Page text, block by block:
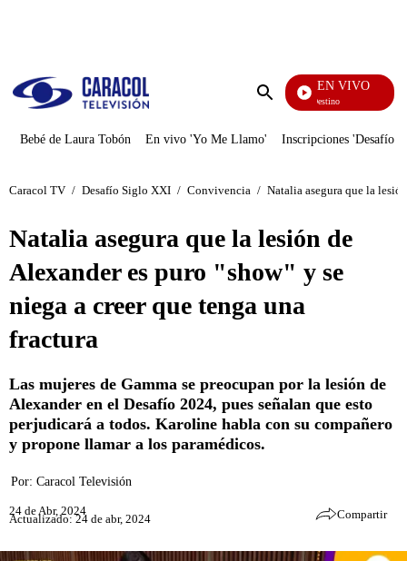
Enviar
EN VIVO
El
Bebé de Laura Tobón En vivo 'Yo Me Llamo' Inscripciones 'Desafío'
Caracol TV / Desafío Siglo XXI / Convivencia / Natalia asegura que la
Natalia asegura que la lesión de
Alexander es puro "show" y se
niega a creer que tenga una
fractura
Las mujeres de Gamma se preocupan por la lesión de
Alexander en el Desafío 2024, pues señalan que esto
perjudicará a todos. Karoline habla con su compañero
y propone llamar a los paramédicos.
Por: Caracol Televisión
24 de Abr, 2024
Actualizado: 24 de abr, 2024 Compartir